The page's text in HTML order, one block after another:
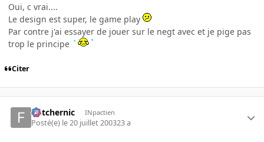
Oui, c vrai....
Le design est super, le game play
Par contre j'ai essayer de jouer sur le negt avec et je pige pas
trop le principe
Citer
fletchernic INpactien
Posté(e) le 20 juillet 200323 a